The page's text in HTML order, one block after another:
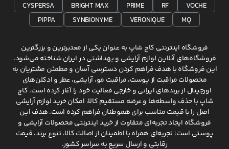
VOCHE
RF
PRIME
BRIGHT MAX
CYSPERSA
MQ
VERONIQUE
SYNBIONYME
PIPPA
فروشگاه اینترنتی کاج شاپ به عنوان یکی از معتبرترین و بزرگترین
فروشگاه‌های آنلاین لوازم آرایشی و بهداشتی در ایران شناخته می‌شود.
این فروشگاه با هدف فراهم کردن دسترسی آسان و مطمئن مشتریان به
محصولات مراقبت از پوست، مراقبت مو، آرایشی، عطر و ادکلن‌های
اورجینال از برندهای ایرانی و خارجی فعالیت خود را آغاز کرده است. کاج
شاپ با حذف واسطه‌ها و عرضه مستقیم کالا، امکان خرید لوازم آرایشی
اصل را با قیمت مناسب برای هموطنان فراهم کرده است. هدف این
فروشگاه ایجاد تجربه‌ای متفاوت از خرید اینترنتی محصولات آرایشی و
پوستی است؛ تجربه‌ای همراه با اطمینان از اصالت کالا، تنوع برند، قیمت
رقابتی و ارسال سریع به سراسر کشور.